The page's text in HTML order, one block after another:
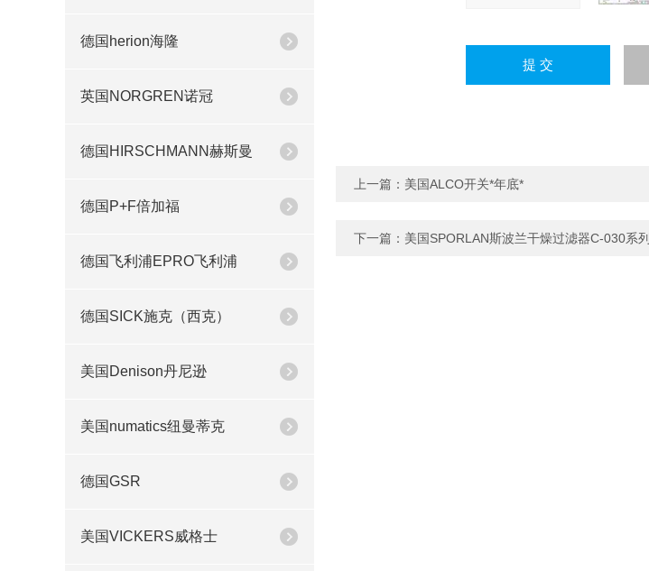
德国herion海隆
英国NORGREN诺冠
德国HIRSCHMANN赫斯曼
德国P+F倍加福
德国飞利浦EPRO飞利浦
德国SICK施克（西克）
美国Denison丹尼逊
美国numatics纽曼蒂克
德国GSR
美国VICKERS威格士
上一篇： 美国ALCO开关*年底*
下一篇： 美国SPORLAN斯波兰干燥过滤器C-030系列